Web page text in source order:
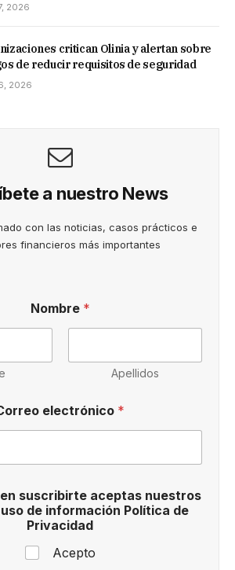
2026
critican Olinia y alertan sobre
de reducir requisitos de seguridad
2026
a nuestro News
con las noticias, casos prácticos e
financieros más importantes
é
c
l
c
é
r
m
i
n
Nombre *
Apellidos
electrónico *
suscribirte aceptas nuestros
de información Política de
Privacidad
Acepto